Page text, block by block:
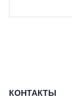
КОНТАКТЫ